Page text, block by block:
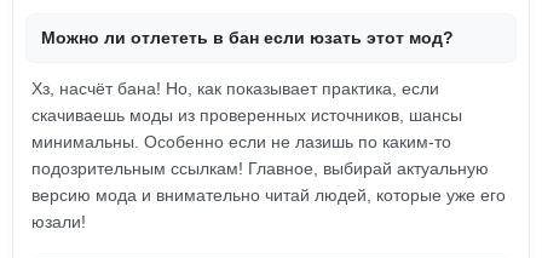
Можно ли отлететь в бан если юзать этот мод?
Хз, насчёт бана! Но, как показывает практика, если
скачиваешь моды из проверенных источников, шансы
минимальны. Особенно если не лазишь по каким-то
подозрительным ссылкам! Главное, выбирай актуальную
версию мода и внимательно читай людей, которые уже его
юзали!